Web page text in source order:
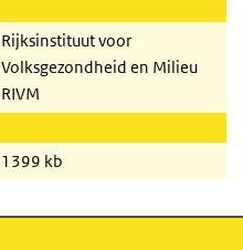
Rijksinstituut voor
Volksgezondheid en Milieu
RIVM
1399 kb